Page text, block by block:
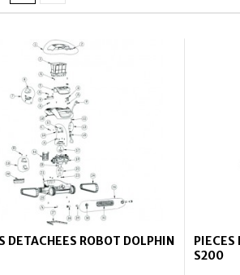
DETACHEES ROBOT DOLPHIN
PIECES
S200